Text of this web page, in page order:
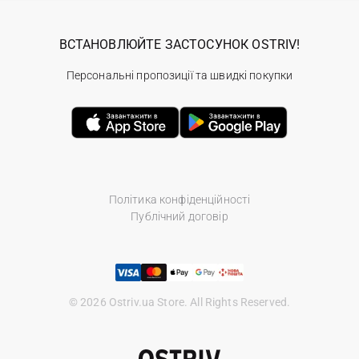
Політика конфіденційності
Публічний договір
© 2026 Ostriv.ua Store. All Rights Reserved.
ВСТАНОВЛЮЙТЕ ЗАСТОСУНОК OSTRIV!
Персональні пропозиції та швидкі покупки